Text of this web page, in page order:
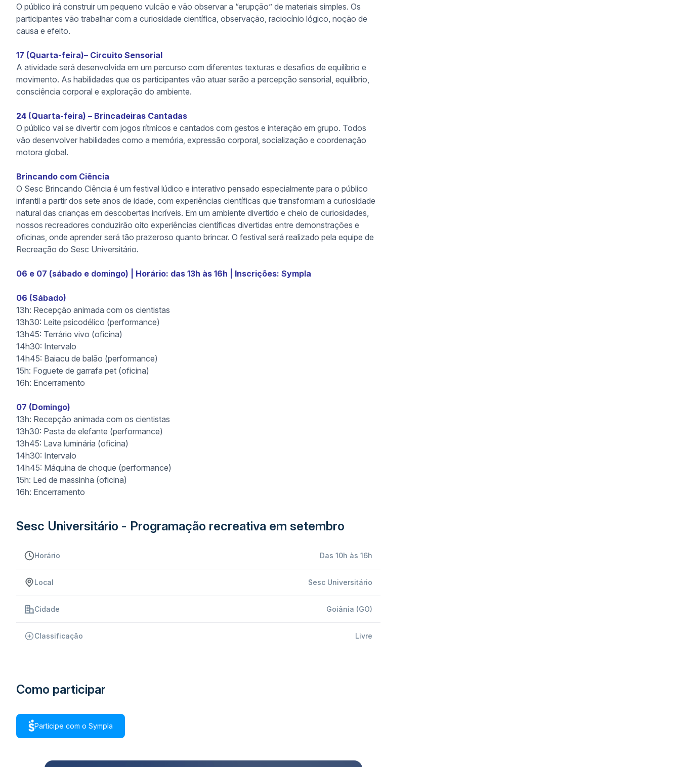
O público irá construir um pequeno vulcão e vão observar a “erupção” de materiais simples. Os
participantes vão trabalhar com a curiosidade científica, observação, raciocínio lógico, noção de
causa e efeito.
17 (Quarta-feira)– Circuito Sensorial
A atividade será desenvolvida em um percurso com diferentes texturas e desafios de equilíbrio e
movimento. As habilidades que os participantes vão atuar serão a percepção sensorial, equilíbrio,
consciência corporal e exploração do ambiente.
24 (Quarta-feira) – Brincadeiras Cantadas
O público vai se divertir com jogos rítmicos e cantados com gestos e interação em grupo. Todos
vão desenvolver habilidades como a memória, expressão corporal, socialização e coordenação
motora global.
Brincando com Ciência
O Sesc Brincando Ciência é um festival lúdico e interativo pensado especialmente para o público
infantil a partir dos sete anos de idade, com experiências científicas que transformam a curiosidade
natural das crianças em descobertas incríveis. Em um ambiente divertido e cheio de curiosidades,
nossos recreadores conduzirão oito experiências científicas divertidas entre demonstrações e
oficinas, onde aprender será tão prazeroso quanto brincar. O festival será realizado pela equipe de
Recreação do Sesc Universitário.
06 e 07 (sábado e domingo) | Horário: das 13h às 16h | Inscrições: Sympla
06 (Sábado)
13h: Recepção animada com os cientistas
13h30: Leite psicodélico (performance)
13h45: Terrário vivo (oficina)
14h30: Intervalo
14h45: Baiacu de balão (performance)
15h: Foguete de garrafa pet (oficina)
16h: Encerramento
07 (Domingo)
13h: Recepção animada com os cientistas
13h30: Pasta de elefante (performance)
13h45: Lava luminária (oficina)
14h30: Intervalo
14h45: Máquina de choque (performance)
15h: Led de massinha (oficina)
16h: Encerramento
Sesc Universitário - Programação recreativa em setembro
Horário Das 10h às 16h
Local Sesc Universitário
Cidade Goiânia (GO)
Classificação Livre
Como participar
Participe com o Sympla